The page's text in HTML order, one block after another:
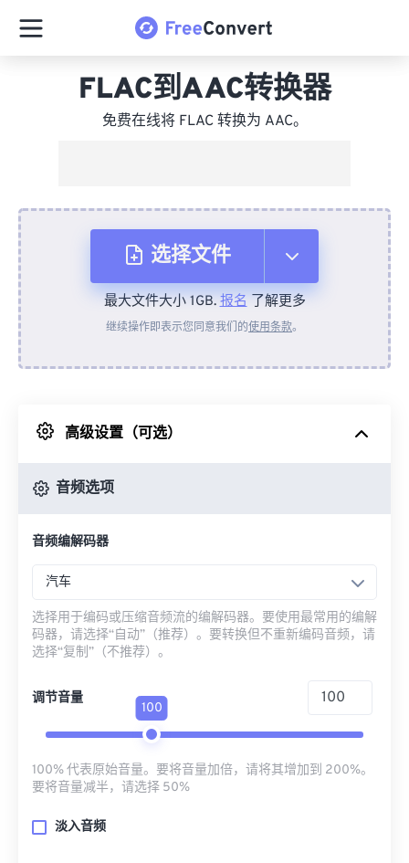
FLAC到AAC转换器
免费在线将 FLAC 转换为 AAC。
选择文件
从设备
来自 Google Drive
最大文件大小 1GB.报名了解更多
继续操作即表示您同意我们的使用条款。
高级设置（可选）
音频选项
音频编解码器
汽车
选择用于编码或压缩音频流的编解码器。要使用最常用的编解
码器，请选择“自动”（推荐）。要转换但不重新编码音频，请
选择“复制”（不推荐）。
调节音量
100
100% 代表原始音量。要将音量加倍，请将其增加到 200%。
要将音量减半，请选择 50%
淡入音频